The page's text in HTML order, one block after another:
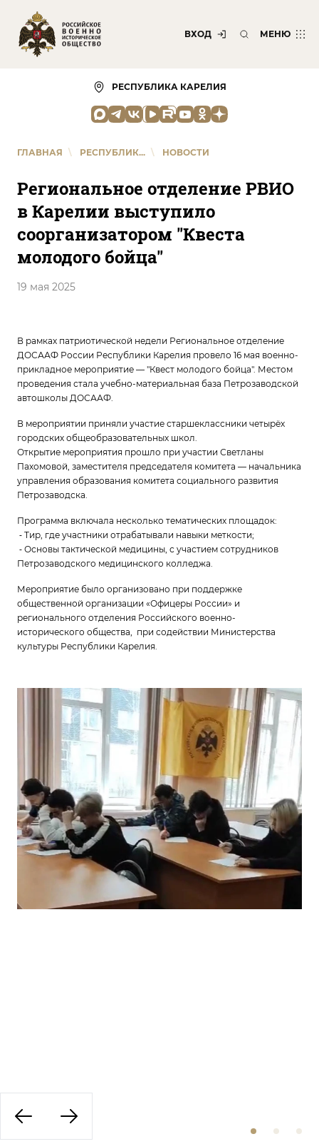
ВХОД МЕНЮ
РЕСПУБЛИКА КАРЕЛИЯ
ГЛАВНАЯ \ РЕСПУБЛИК... \ НОВОСТИ
Региональное отделение РВИО
в Карелии выступило
соорганизатором "Квеста
молодого бойца"
19 мая 2025
В рамках патриотической недели Региональное отделение
ДОСААФ России Республики Карелия провело 16 мая военно-
прикладное мероприятие — "Квест молодого бойца". Местом
проведения стала учебно-материальная база Петрозаводской
автошколы ДОСААФ.
В мероприятии приняли участие старшеклассники четырёх
городских общеобразовательных школ.
Открытие мероприятия прошло при участии Светланы
Пахомовой, заместителя председателя комитета — начальника
управления образования комитета социального развития
Петрозаводска.
Программа включала несколько тематических площадок:
⁃ Тир, где участники отрабатывали навыки меткости;
⁃ Основы тактической медицины, с участием сотрудников
Петрозаводского медицинского колледжа.
Мероприятие было организовано при поддержке
общественной организации «Офицеры России» и
регионального отделения Российского военно-
исторического общества, при содействии Министерства
культуры Республики Карелия.